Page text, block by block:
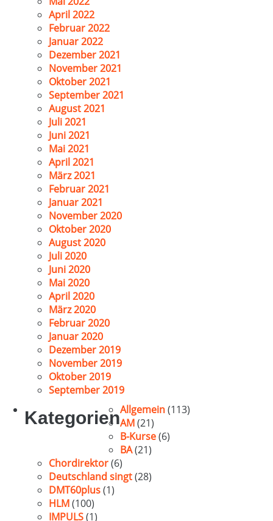
April 2022
Februar 2022
Januar 2022
Dezember 2021
November 2021
Oktober 2021
September 2021
August 2021
Juli 2021
Juni 2021
Mai 2021
April 2021
März 2021
Februar 2021
Januar 2021
November 2020
Oktober 2020
August 2020
Juli 2020
Juni 2020
Mai 2020
April 2020
März 2020
Februar 2020
Januar 2020
Dezember 2019
November 2019
Oktober 2019
September 2019
KategorienAllgemein(113)
AM(21)
B-Kurse(6)
BA(21)
Chordirektor(6)
Deutschland singt(28)
DMT60plus(1)
HLM(100)
IMPULS(1)